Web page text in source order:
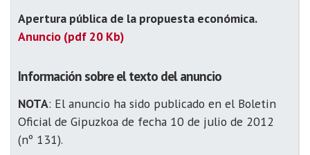
Apertura pública de la propuesta económica.
Anuncio (pdf 20 Kb)
Información sobre el texto del anuncio
NOTA: El anuncio ha sido publicado en el Boletin
Oficial de Gipuzkoa de fecha 10 de julio de 2012
(nº 131).